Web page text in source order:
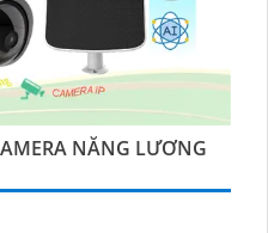
NĂNG LƯƠNG